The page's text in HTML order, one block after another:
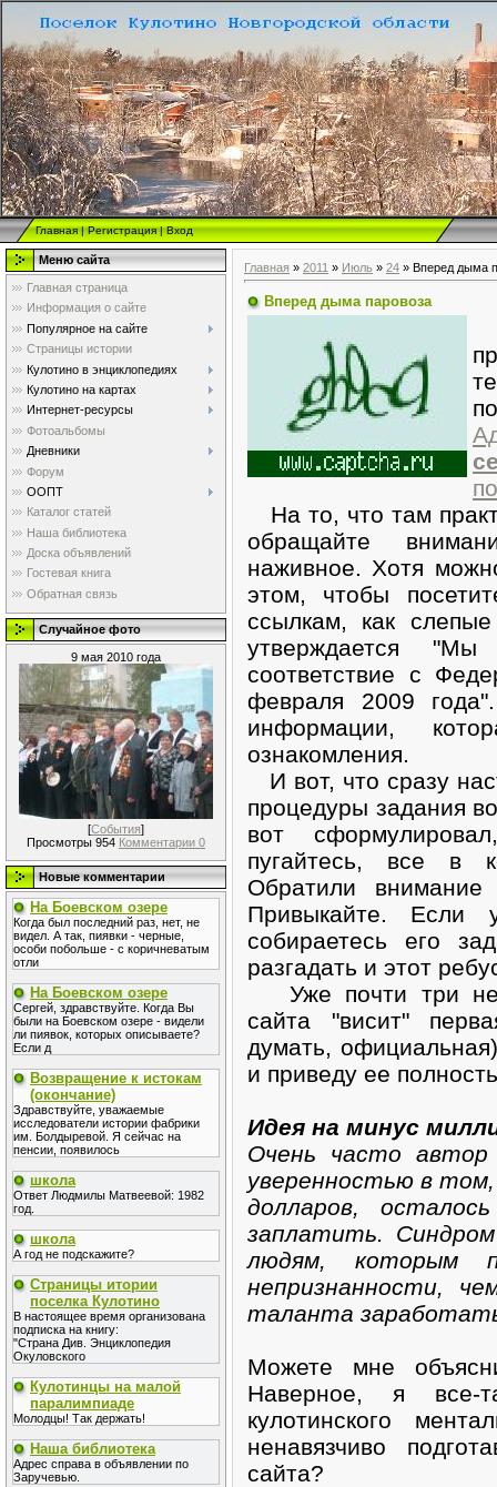
Главная|Регистрация|Вход
Меню сайта
Главная страница
Информация о сайте
Популярное на сайте
Страницы истории
Кулотино в энциклопедиях
Кулотино на картах
Интернет-ресурсы
Фотоальбомы
Дневники
Форум
ООПТ
Каталог статей
Наша библиотека
Доска объявлений
Гостевая книга
Обратная связь
Случайное фото
9 мая 2010 года
[События]
Просмотры 954 Комментарии 0
Новые комментарии
На Боевском озере
Когда был последний раз, нет, не
видел. А так, пиявки - черные,
особи побольше - с коричневатым
отли
На Боевском озере
Сергей, здравствуйте. Когда Вы
были на Боевском озере - видели
ли пиявок, которых описываете?
Если д
Возвращение к истокам
(окончание)
Здравствуйте, уважаемые
исследователи истории фабрики
им. Болдыревой. Я сейчас на
пенсии, появилось
школа
Ответ Людмилы Матвеевой: 1982
год.
школа
А год не подскажите?
Страницы итории
поселка Кулотино
В настоящее время организована
подписка на книгу:
"Страна Див. Энциклопедия
Окуловского
Кулотинцы на малой
паралимпиаде
Молодцы! Так держать!
Наша библиотека
Адрес справа в объявлении по
Заручевью.
Главная » 2011 » Июль » 24 » Вперед дыма
Вперед дыма паровоза
На то, что там
обращайте
наживное. Хотя
этом, чтобы
ссылкам, как
утверждается
соответствие с
февраля 2009
информации,
ознакомления.
И вот, что сразу
процедуры задания
вот
пугайтесь, все в
Обратили
Привыкайте.
собираетесь его
разгадать и этот
Уже почти три
сайта "висит"
думать,
и приведу ее
Идея на минус
Очень часто
уверенностью в
долларов,
заплатить.
людям, которым
непризнанности,
таланта
Можете мне
Наверное, я все-
кулотинского
ненавязчиво
сайта?